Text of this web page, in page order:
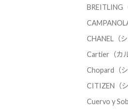
BREITLING
CHANEL（シ
Cartier（カ
Chopard（シ
CITIZEN（シ
Cuervo y